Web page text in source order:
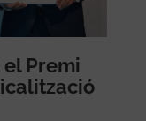
el Premi